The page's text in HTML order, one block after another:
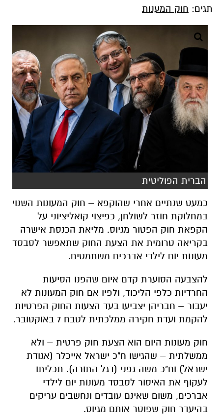
תגים: חוק המענות
הברית הפוליטית
כמעט שנתיים אחרי שהוקפא – חוק המעונות השנוי
במחלוקת חוזר לשולחן, כפיצוי קואליציוני על
הקפאת חוק הפטור מגיוס. מליאת הכנסת אישרה
בקריאה טרומית את הצעת החוק שתאפשר לסבסד
מעונות יום לילדי אברכים משתמטים.
להצבעה הסוערת קדם איום שהפנו הסיעות
החרדיות כלפי הליכוד, ולפיו אם חוק המעונות לא
יעבור – חבריהן יצביעו בעד הצעות החוק הפרטיות
להקמת ועדת חקירה ממלכתית לטבח 7 באוקטובר.
חוק מעונות היום הוא הצעת חוק פרטית – ולא
ממשלתית – שהגישו ח"כ ישראל אייכלר (אגודת
ישראל) וח"כ משה גפני (דגל התורה). תכליתו
לעקוף את האיסור לסבסד מעונות יום לילדי
אברכים, משום שאינם עובדים ונחשבים עריקים
בהיעדר חוק שפוטר אותם מגיוס.